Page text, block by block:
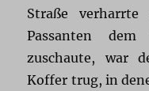
Straße
Passanten dem
zuschaute, war
Koffer trug, in